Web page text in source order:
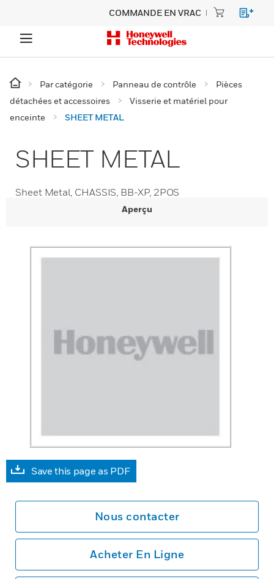
COMMANDE EN VRAC
Par catégorie Panneau de contrôle
Pièces
détachées et accessoires
Visserie et matériel pour
enceinte
SHEET METAL
SHEET METAL
Sheet Metal, CHASSIS, BB-XP, 2POS
Aperçu
Save this page as PDF
Nous contacter
Acheter En Ligne